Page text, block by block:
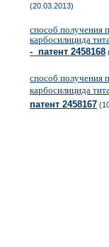
(20.03.2013)
способ получения
карбосилицида
- патент 2458168
способ получения
карбосилицида
патент 2458167